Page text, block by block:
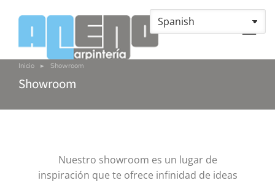
Estás aquí:
Inicio Showroom
Showroom
Nuestro showroom es un lugar de
inspiración que te ofrece infinidad de ideas